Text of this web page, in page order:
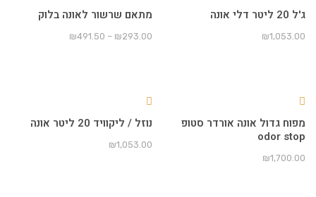
ליטר דלי אונה
₪
מתאם שרשור לאונה בלוק
₪293.00
–
₪491.50
גדול אונה אורדר סטופ
odor
₪
נוזל / ליקוויד 20 ליטר אונה
₪1,053.00